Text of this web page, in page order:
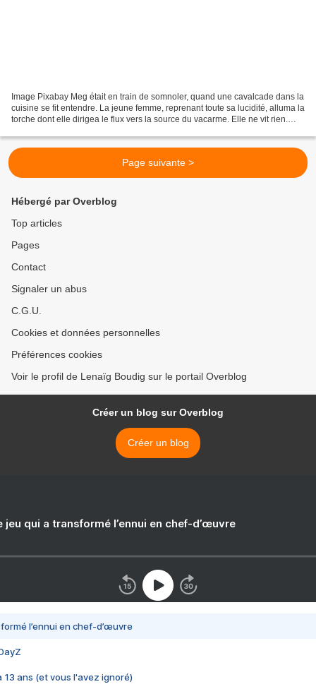
Image Pixabay Meg était en train de somnoler, quand une cavalcade dans la
cuisine se fit entendre. La jeune femme, reprenant toute sa lucidité, alluma la
torche dont elle dirigea le flux vers la source du vacarme. Elle ne vit rien.
Page suivante >
Hébergé par Overblog
Top articles
Pages
Contact
Signaler un abus
C.G.U.
Cookies et données personnelles
Préférences cookies
Voir le profil de Lenaïg Boudig sur le portail Overblog
Créer un blog sur Overblog
Créer un blog
jeu qui a transformé l’ennui en chef-d’œuvre
l’ennui en chef-d’œuvre
13 ans (et vous l'avez ignoré)